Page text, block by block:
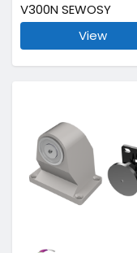
V300N SEWOSY
View